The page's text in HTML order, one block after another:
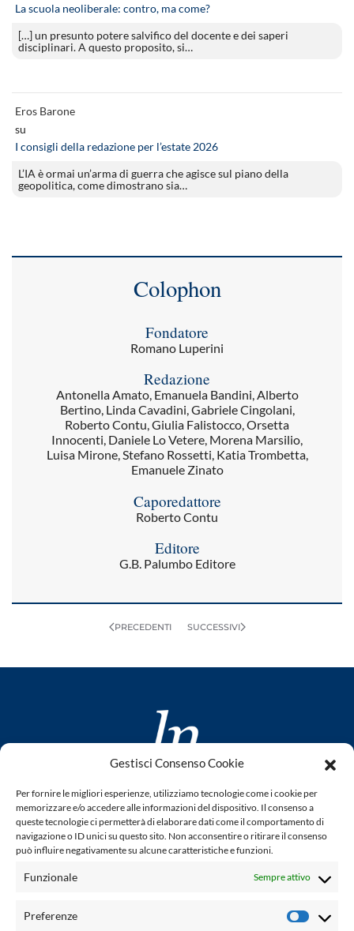
Gestisci Consenso Cookie
Per fornire le migliori esperienze, utilizziamo tecnologie come i cookie per
memorizzare e/o accedere alle informazioni del dispositivo. Il consenso a
queste tecnologie ci permetterà di elaborare dati come il comportamento di
navigazione o ID unici su questo sito. Non acconsentire o ritirare il consenso
può influire negativamente su alcune caratteristiche e funzioni.
Funzionale Sempre attivo
Preferenze
La scuola neoliberale: contro, ma come?
[…] un presunto potere salvifico del docente e dei saperi
disciplinari. A questo proposito, si…
Eros Barone
su
I consigli della redazione per l’estate 2026
L’IA è ormai un’arma di guerra che agisce sul piano della
geopolitica, come dimostrano sia…
Colophon
Fondatore
Romano Luperini
Redazione
Antonella Amato, Emanuela Bandini, Alberto
Bertino, Linda Cavadini, Gabriele Cingolani,
Roberto Contu, Giulia Falistocco, Orsetta
Innocenti, Daniele Lo Vetere, Morena Marsilio,
Luisa Mirone, Stefano Rossetti, Katia Trombetta,
Emanuele Zinato
Caporedattore
Roberto Contu
Editore
G.B. Palumbo Editore
PRECEDENTI SUCCESSIVI
www.laletteraturaenoi.it
fondato da Romano Luperini
Questo blog non rappresenta una testata giornalistica in
quanto viene aggiornato senza alcuna periodicità. Non può
legge n° 62 del 7.03.2001. L'autore non è responsabile per